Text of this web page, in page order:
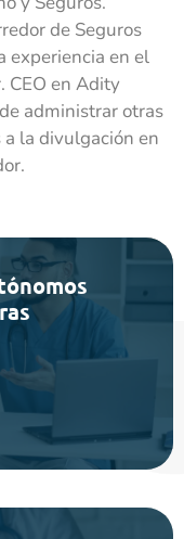
de Seguros
experiencia en el
CEO en Adity
administrar otras
la divulgación en